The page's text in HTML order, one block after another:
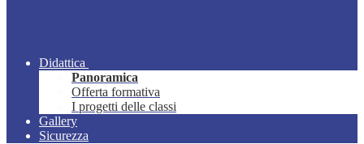
Didattica
Panoramica
Offerta formativa
I progetti delle classi
Gallery
Sicurezza